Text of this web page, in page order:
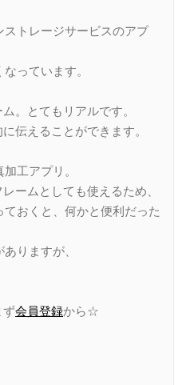
トレージサービスのアプ
っています。
。とてもリアルです。
伝えることができます。
工アプリ。
ムとしても使えるため、
おくと、何かと便利だった
りますが、
ず会員登録から☆